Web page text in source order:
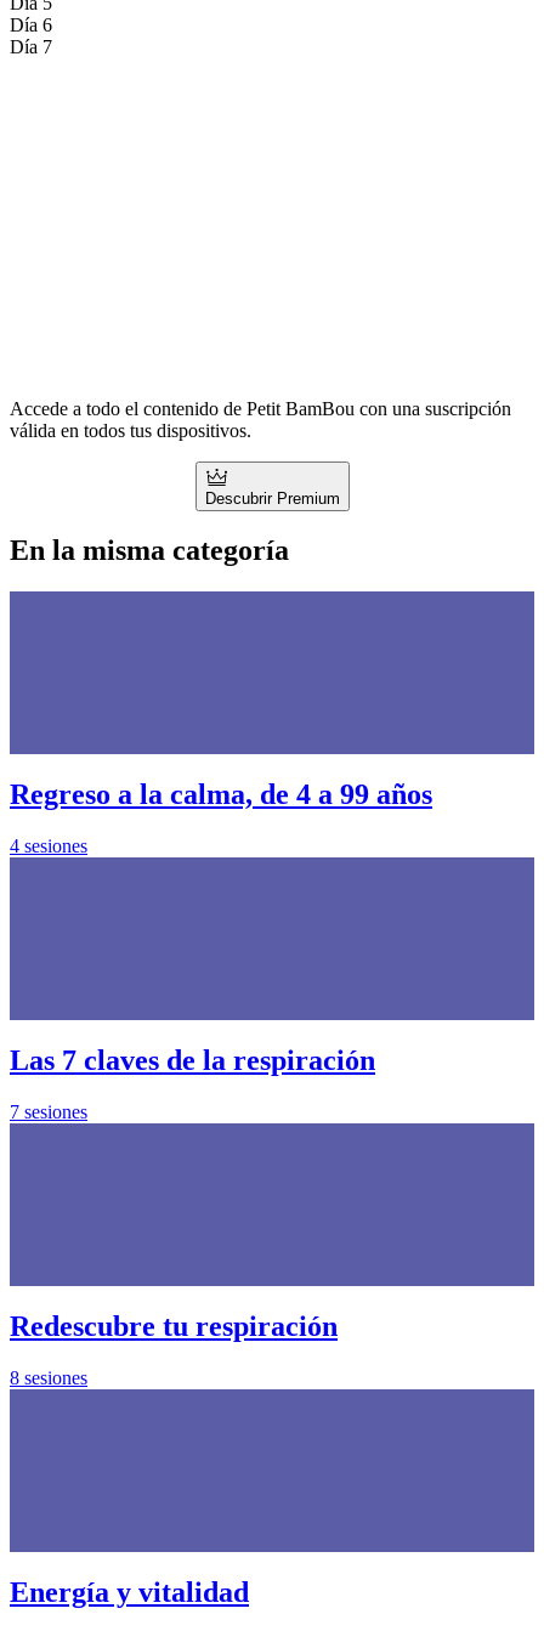
Día 6
Día 7
Accede a todo el contenido de Petit BamBou con una suscripción
válida en todos tus dispositivos.
Descubrir Premium
En la misma categoría
Regreso a la calma, de 4 a 99 años
4 sesiones
Las 7 claves de la respiración
7 sesiones
Redescubre tu respiración
8 sesiones
Energía y vitalidad